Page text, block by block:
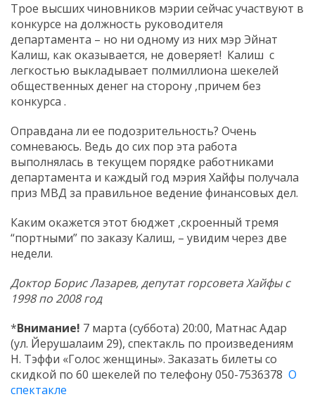
Трое высших чиновников мэрии сейчас участвуют в
конкурсе на должность руководителя
департамента – но ни одному из них мэр Эйнат
Калиш, как оказывается, не доверяет! Калиш с
легкостью выкладывает полмиллиона шекелей
общественных денег на сторону ,причем без
конкурса .
Оправдана ли ее подозрительность? Очень
сомневаюсь. Ведь до сих пор эта работа
выполнялась в текущем порядке работниками
департамента и каждый год мэрия Хайфы получала
приз МВД за правильное ведение финансовых дел.
Каким окажется этот бюджет ,скроенный тремя
“портными” по заказу Калиш, – увидим через две
недели.
Доктор Борис Лазарев, депутат горсовета Хайфы с
1998 по 2008 год
*Внимание! 7 марта (суббота) 20:00, Матнас Адар
(ул. Йерушалаим 29), спектакль по произведениям
Н. Тэффи «Голос женщины». Заказать билеты со
скидкой по 60 шекелей по телефону 050-7536378 О
спектакле